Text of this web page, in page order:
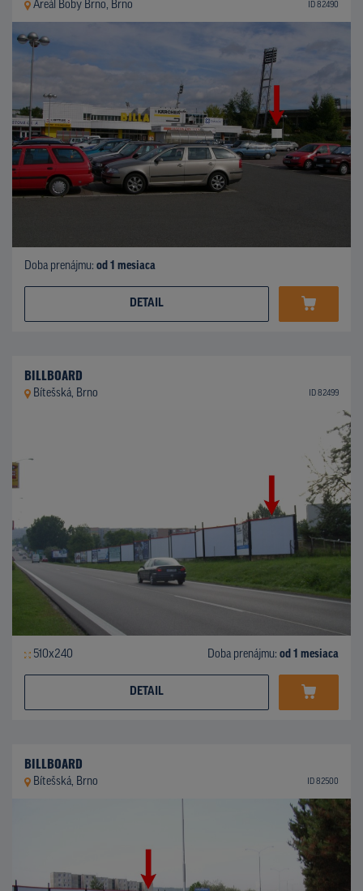
Areál Boby Brno, Brno ID 82490
Doba prenájmu: od 1 mesiaca
DETAIL
BILLBOARD
Bítešská, Brno ID 82499
510x240 Doba prenájmu: od 1 mesiaca
DETAIL
BILLBOARD
Bítešská, Brno ID 82500